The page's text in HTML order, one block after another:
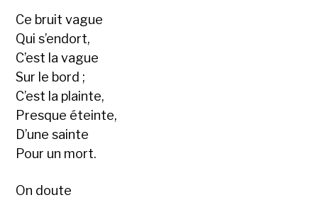
Ce bruit vague
Qui s’endort,
C’est la vague
Sur le bord ;
C’est la plainte,
Presque éteinte,
D’une sainte
Pour un mort.
On doute